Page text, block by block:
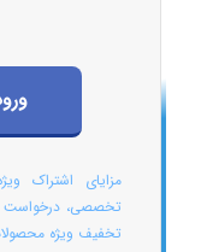
مزایای اشتراک
تخصصی، درخواست
تخفیف ویژه